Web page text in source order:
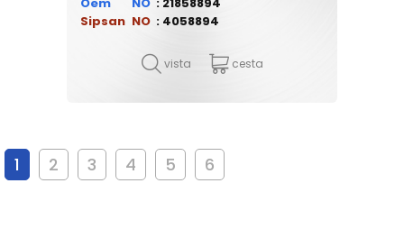
Sipsan
4058894
vista cesta
1 2 3 4 5 6